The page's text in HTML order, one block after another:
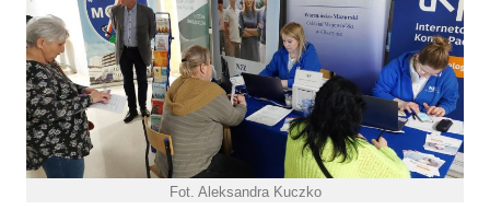
Fot. Aleksandra Kuczko